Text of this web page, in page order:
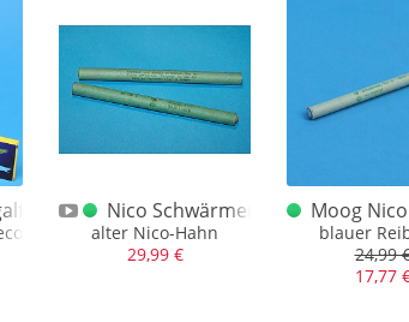
klein dt. alt Weco
Nico Schwärmer Kal. B alter Nico
alter Nico-Hahn
29,99 €
Moog
blauer
24,99
17,77